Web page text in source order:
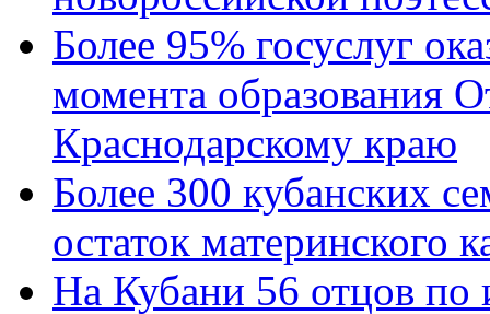
Более 95% госуслуг
момента образования
Краснодарскому краю
Более 300 кубанских
остаток материнского
На Кубани 56 отцов по